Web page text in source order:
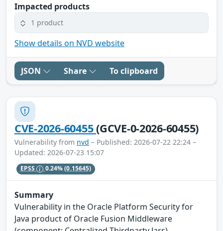
Impacted products
1 product
Show details on NVD website
JSON Share To clipboard
CVE-2026-60455(GCVE-0-2026-60455)
Vulnerability from nvd – Published: 2026-07-22 22:24 –
Updated: 2026-07-23 15:07
EPSS 0.24%(0.15645)
Summary
Vulnerability in the Oracle Platform Security for
Java product of Oracle Fusion Middleware